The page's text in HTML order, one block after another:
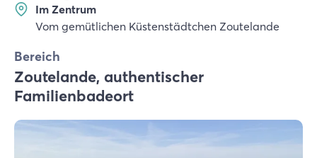
Im Zentrum
Vom gemütlichen Küstenstädtchen Zoutelande
Bereich
Zoutelande, authentischer
Familienbadeort